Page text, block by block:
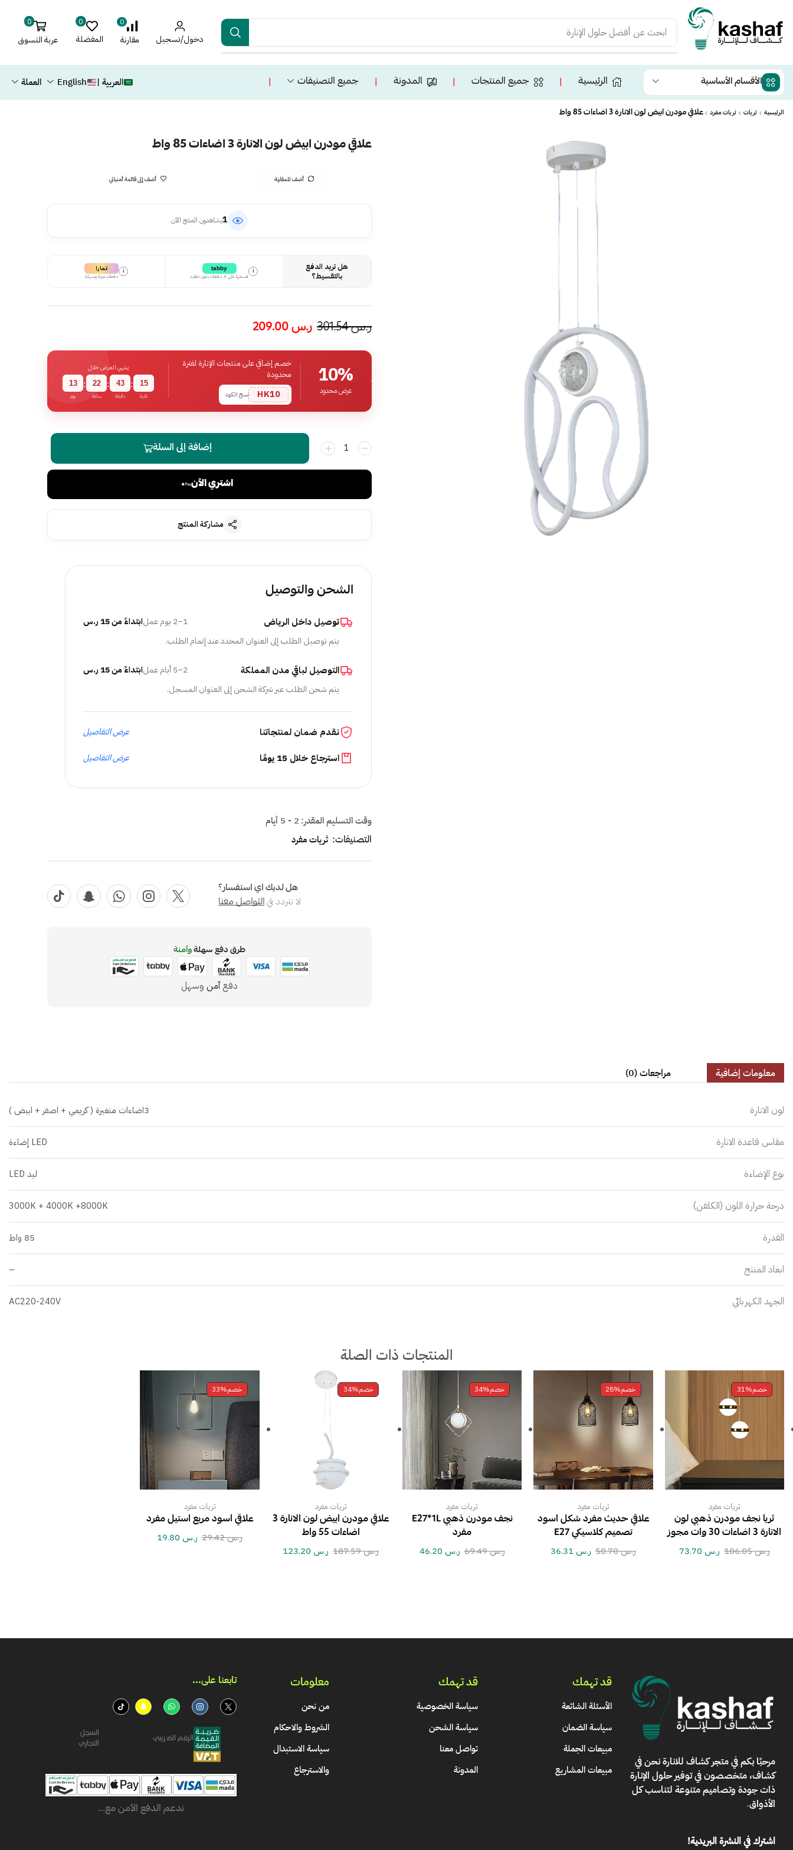
ابحث عن أفضل حلول الإنارة دخول/تسجيل
0
مقارنة
0
المفضلة
0
عربة التسوق
الأقسام الأساسية الرئيسية ❘ جميع المنتجات ❘ المدونة ❘ جميع التصنيفات ❘ العربية | English العملة
الرئيسية ثريات ثريات مفرد علاقي مودرن ابيض لون الانارة 3 اضاءات 85 واط
علاقي مودرن ابيض لون الانارة 3 اضاءات 85 واط
أضف للمقارنة أضف إلى قائمة أمنياتي
1يشاهدون المنتج الآن
هل تريد الدفع
بالتقسيط؟
i
tabby
قسمها على 4 دفعات بدون تعقيد
i تمارا
دفعات مرنة وسهلة
ر.س301.54 ر.س209.00
10%
عرض محدود
خصم إضافي على منتجات الإنارة لفترة
محدودة
HK10 نسخ الكود
ينتهي العرض خلال
13
يوم
: 22
ساعة
: 43
دقيقة
: 15
ثانية
إضافة إلى السلة
اشتري الآن
مشاركة المنتج
الشحن والتوصيل
توصيل داخل الرياض 1–2 يوم عمل
ابتداءً من 15 ر.س
يتم توصيل الطلب إلى العنوان المحدد عند إتمام الطلب.
التوصيل لباقي مدن المملكة 2–5 أيام عمل
ابتداءً من 15 ر.س
يتم شحن الطلب عبر شركة الشحن إلى العنوان المسجل.
نقدم ضمان لمنتجاتنا عرض التفاصيل
استرجاع خلال 15 يومًا عرض التفاصيل
وقت التسليم المقدر: 2 - 5 أيام
التصنيفات: ثريات مفرد
هل لديك اي استفسار؟
لا تتردد فيالتواصل معنا
طرق دفع سهلةوآمنة
دفعآمنوسهل
معلومات إضافية مراجعات (0)
لون الانارة 3اضاءات متغيرة ( كريمي + اصفر + ابيض )
مقاس قاعدة الانارة LED إضاءة
نوع الإضاءة ليد LED
درجة حرارة اللون (الكلفن) 3000K + 4000K +8000K
القدرة 85 واط
ابعاد المنتج –
الجهد الكهربائي AC220-240V
المنتجات ذات الصلة
خصم31%
ثريات مفرد
ثريا نجف مودرن ذهبي لون
الانارة 3 اضاءات 30 وات مجوز
ر.س106.05 ر.س
خصم28%
ثريات مفرد
علاقي حديث مفرد شكل اسود
تصميم كلاسيكي E27
ر.س50.70 ر.س
خصم34%
ثريات مفرد
نجف مودرن ذهبي E27*1L
مفرد
ر.س69.49 ر.س
خصم34%
ثريات مفرد
علاقي مودرن ابيض لون الانارة 3
اضاءات 55 واط
ر.س187.59 ر.س
خصم33%
ثريات مفرد
علاقي اسود مربع استيل مفرد
ر.س29.42 ر.س
مرحبًا بكم فيمتجر كشاف للانارةنحن في
كشاف، متخصصون في توفير حلول الإنارة
ذات جودة وتصاميم متنوعة لتناسب كل
الأذواق.
اشترك في النشرة البريدية!
قد تهمك
الأسئلة الشائعة
سياسة الضمان
مبيعات الجملة
مبيعات المشاريع
قد تهمك
سياسة الخصوصية
سياسة الشحن
تواصل معنا
المدونة
معلومات
من نحن
الشروط والاحكام
سياسة الاستبدال
والاسترجاع
تابعنا على...​
الرقم الضريبي
السجل
التجاري
ندعم الدفع الآمن مع...